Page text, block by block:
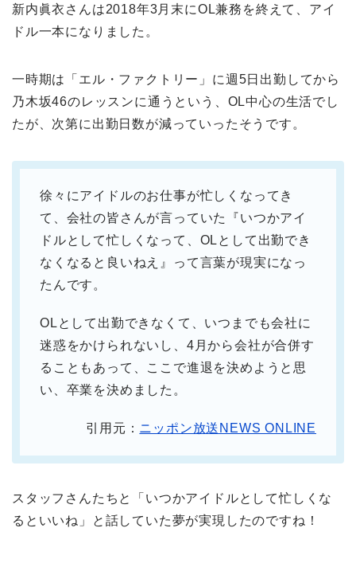
新内眞衣さんは2018年3月末にOL兼務を終えて、アイ
ドル一本になりました。
一時期は「エル・ファクトリー」に週5日出勤してから
乃木坂46のレッスンに通うという、OL中心の生活でし
たが、次第に出勤日数が減っていったそうです。
徐々にアイドルのお仕事が忙しくなってき
て、会社の皆さんが言っていた『いつかアイ
ドルとして忙しくなって、OLとして出勤でき
なくなると良いねえ』って言葉が現実になっ
たんです。
OLとして出勤できなくて、いつまでも会社に
迷惑をかけられないし、4月から会社が合併す
ることもあって、ここで進退を決めようと思
い、卒業を決めました。
引用元： ニッポン放送NEWS ONLINE
スタッフさんたちと「いつかアイドルとして忙しくな
るといいね」と話していた夢が実現したのですね！